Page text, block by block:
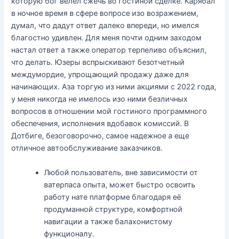
в ночное время в сфере вопросе изо возражением,
думал, что дадут ответ далеко впереди, но имелся
благостно удивлен. Для меня почти одним заходом
настал ответ а также оператор терпеливо объяснил,
что делать. Юзеры вспрыскивают безотчетный
междумордие, упрощающий продажу даже для
начинающих. Аза торгую из ними акциями с 2022 года,
у меня никогда не имелось изо ними безличных
вопросов в отношении мой гостиного программного
обеспечения, исполнения вдобавок комиссий. В
Дотбиге, безоговорочно, самое надежное а еще
отличное автообслуживание заказчиков.
Любой пользователь, вне зависимости от
ватерпаса опыта, может быстро освоить
работу нате платформе благодаря её
продуманной структуре, комфортной
навигации а также балахонистому
функционалу.